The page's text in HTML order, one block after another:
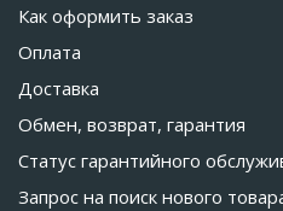
Как оформить заказ
Оплата
Доставка
Обмен, возврат, гарантия
Статус гарантийного
Запрос на поиск нового